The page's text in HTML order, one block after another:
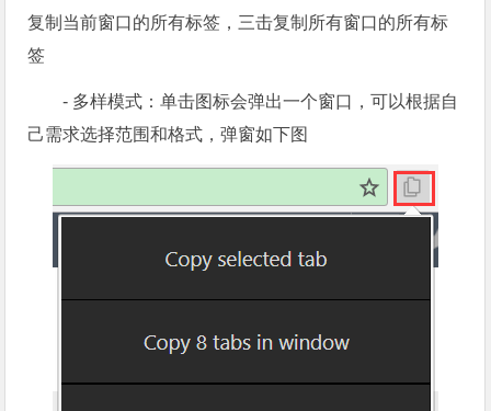
复制当前窗口的所有标签，三击复制所有窗口的所有标
签
- 多样模式：单击图标会弹出一个窗口，可以根据自
己需求选择范围和格式，弹窗如下图